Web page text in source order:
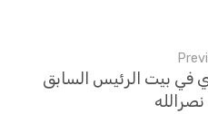
في بيت الرئيس السابق